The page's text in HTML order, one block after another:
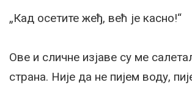
„Кад осетите жеђ, већ је касно!“
Ове и сличне изјаве су ме
страна. Није да не пијем воду,